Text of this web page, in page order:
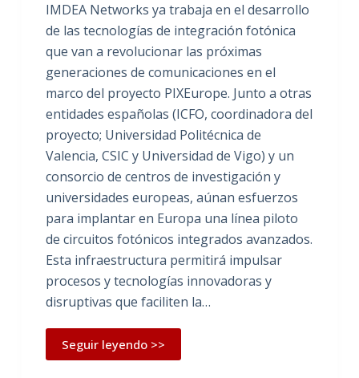
IMDEA Networks ya trabaja en el desarrollo
de las tecnologías de integración fotónica
que van a revolucionar las próximas
generaciones de comunicaciones en el
marco del proyecto PIXEurope. Junto a otras
entidades españolas (ICFO, coordinadora del
proyecto; Universidad Politécnica de
Valencia, CSIC y Universidad de Vigo) y un
consorcio de centros de investigación y
universidades europeas, aúnan esfuerzos
para implantar en Europa una línea piloto
de circuitos fotónicos integrados avanzados.
Esta infraestructura permitirá impulsar
procesos y tecnologías innovadoras y
disruptivas que faciliten la…
Seguir leyendo >>